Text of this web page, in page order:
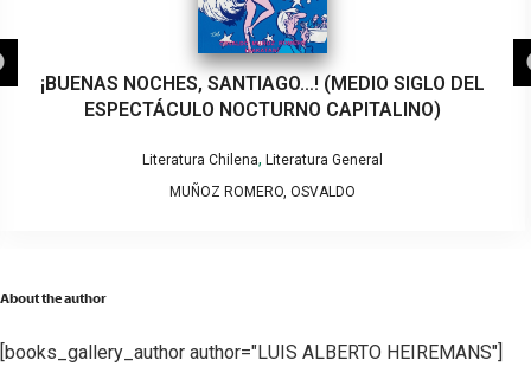
¡BUENAS NOCHES, SANTIAGO…! (MEDIO SIGLO DEL
ESPECTÁCULO NOCTURNO CAPITALINO)
Literatura Chilena, Literatura General
MUÑOZ ROMERO, OSVALDO
About the author
[books_gallery_author author="LUIS ALBERTO HEIREMANS"]